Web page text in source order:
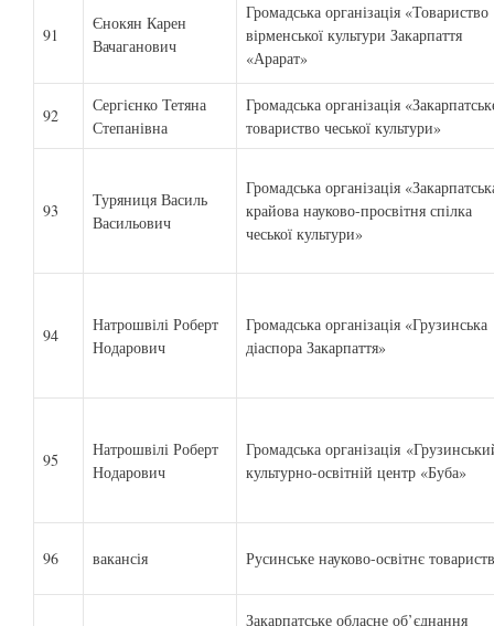
91
Єнокян Карен
Вачаганович
Громадська організація «Товариство
вірменської культури Закарпаття
«Арарат»
92
Сергієнко Тетяна
Степанівна
Громадська організація
товариство чеської культури»
93
Туряниця Василь
Васильович
Громадська організація
крайова науково-просвітня спілка
чеської культури»
94
Натрошвілі Роберт
Нодарович
Громадська організація «Грузинська
діаспора Закарпаття»
95
Натрошвілі Роберт
Нодарович
Громадська організація
культурно-освітній центр «Буба»
96 вакансія Русинське науково-освітнє
Закарпатське обласне об’єднання